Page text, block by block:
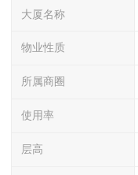
大厦名称
物业性质
所属商圈
使用率
层高